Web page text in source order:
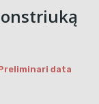
data